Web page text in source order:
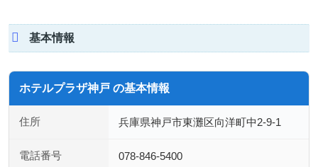
基本情報
ホテルプラザ神戸 の基本情報
住所 兵庫県神戸市東灘区向洋町中2-9-1
電話番号 078-846-5400